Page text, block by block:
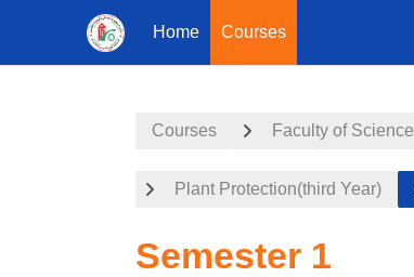
Home Courses
Courses Faculty of Science
Plant Protection(third Year)
Semester 1